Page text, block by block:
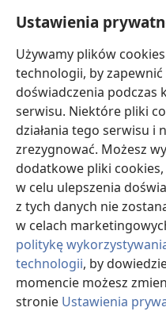
Ustawienia
Używamy plików
technologii, by zapewnić
doświadczenia podczas
serwisu. Niektóre pliki
działania tego serwisu i
zrezygnować. Możesz
dodatkowe pliki
w celu ulepszenia
z tych danych nie
w celach
politykę
technologii, by
momencie możesz
stronie Ustawienia
Darowizny
(opens
new
window)BIBLIOTEKA
(opens
new
window)JW Hub
(opens
new
window)JW Library
Watchtower Library
Copyright© 2026 Watch Tower
WARUNKI UŻYTKOWANIA